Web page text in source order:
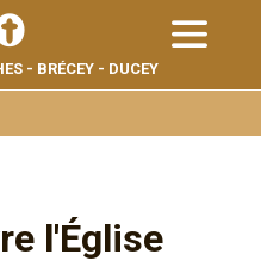
- BRÉCEY - DUCEY
l'Église